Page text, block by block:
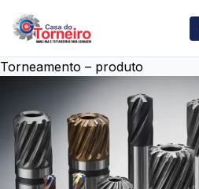
Torneamento – produto